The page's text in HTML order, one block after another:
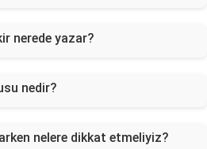
nerede yazar?
nedir?
nelere dikkat etmeliyiz?